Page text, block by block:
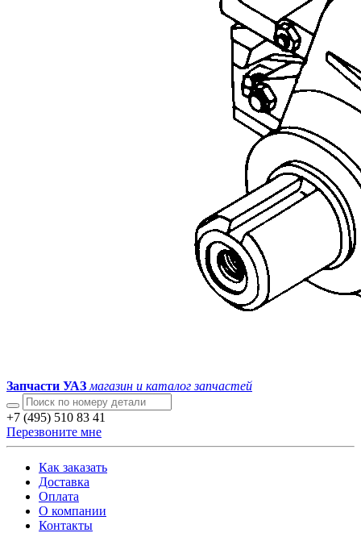
Запчасти УАЗ магазин и каталог запчастей
+7 (495) 510 83 41
Перезвоните мне
Как заказать
Доставка
Оплата
О компании
Контакты